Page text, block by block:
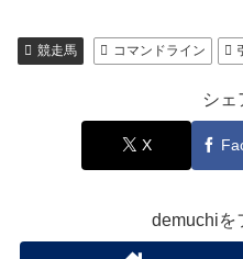
競走馬 コマンドライン
シェ
X
demuchiを